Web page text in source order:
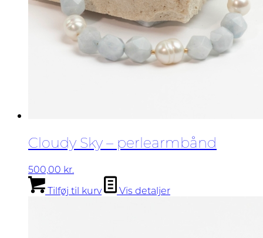
Cloudy Sky – perlearmbånd
500,00 kr.
Tilføj til kurv
Vis detaljer